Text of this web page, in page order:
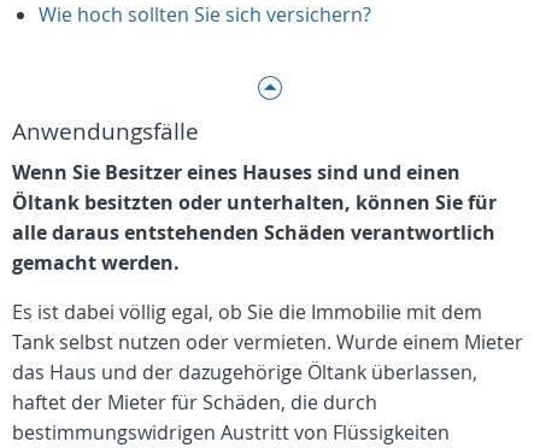
Wie hoch sollten Sie sich versichern?
Anwendungsfälle
Wenn Sie Besitzer eines Hauses sind und einen
Öltank besitzten oder unterhalten, können Sie für
alle daraus entstehenden Schäden verantwortlich
gemacht werden.
Es ist dabei völlig egal, ob Sie die Immobilie mit dem
Tank selbst nutzen oder vermieten. Wurde einem Mieter
das Haus und der dazugehörige Öltank überlassen,
haftet der Mieter für Schäden, die durch
bestimmungswidrigen Austritt von Flüssigkeiten